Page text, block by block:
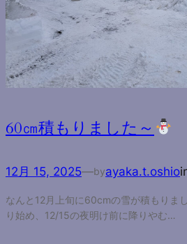
60㎝積もりました～
12月 15, 2025—byayaka.t.oshio
なんと12月上旬に60cmの雪が積もりま
り始め、12/15の夜明け前に降りやむ…